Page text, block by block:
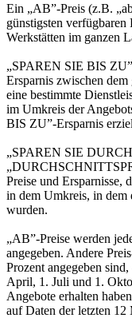
Ein „AB”-Preis (z.B.
günstigsten
Werkstätten im ganzen
„SPAREN SIE BIS
Ersparnis zwischen
eine bestimmte
im Umkreis der
BIS ZU”-Ersparnis
„SPAREN SIE
Preise und Ersparnisse,
in dem Umkreis, in dem
wurden.
„AB”-Preise werden
angegeben. Andere
Prozent angegeben
April, 1. Juli und 1.
Angebote erhalten
auf Daten der letzten 12